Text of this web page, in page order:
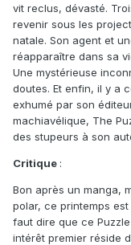
vit reclus, dévasté.
revenir sous les
natale. Son agent et
réapparaître dans sa
Une mystérieuse
doutes. Et enfin, il y a
exhumé par son
machiavélique, The
des stupeurs à son
Critique :
Bon après un manga,
polar, ce printemps
faut dire que ce
intérêt premier réside